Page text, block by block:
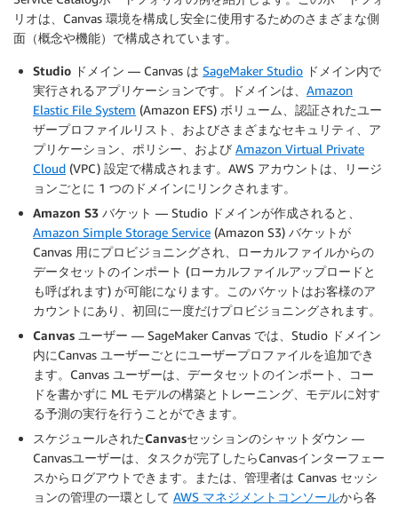
リオは、Canvas 環境を構成し安全に使用するためのさまざまな側
面（概念や機能）で構成されています。
Studio ドメイン — Canvas は SageMaker Studio ドメイン内で
実行されるアプリケーションです。ドメインは、 Amazon
Elastic File System (Amazon EFS) ボリューム、認証されたユー
ザープロファイルリスト、およびさまざまなセキュリティ、ア
プリケーション、ポリシー、および Amazon Virtual Private
Cloud (VPC) 設定で構成されます。AWS アカウントは、リージ
ョンごとに 1 つのドメインにリンクされます。
Amazon S3 バケット — Studio ドメインが作成されると、
Amazon Simple Storage Service (Amazon S3) バケットが
Canvas 用にプロビジョニングされ、ローカルファイルからの
データセットのインポート (ローカルファイルアップロードと
も呼ばれます) が可能になります。このバケットはお客様のア
カウントにあり、初回に一度だけプロビジョニングされます。
Canvas ユーザー — SageMaker Canvas では、Studio ドメイン
内にCanvas ユーザーごとにユーザープロファイルを追加でき
ます。Canvas ユーザーは、データセットのインポート、コー
ドを書かずに ML モデルの構築とトレーニング、モデルに対す
る予測の実行を行うことができます。
スケジュールされたCanvasセッションのシャットダウン —
Canvasユーザーは、タスクが完了したらCanvasインターフェー
スからログアウトできます。または、管理者は Canvas セッシ
ョンの管理の一環として AWS マネジメントコンソールから各